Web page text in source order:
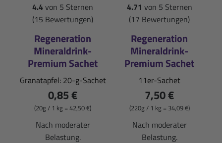
4.4von 5 Sternen
(15 Bewertungen)
Regeneration
Mineraldrink-
Premium Sachet
Granatapfel: 20-g-Sachet
0,85 €
(20g / 1 kg = 42,50 €)
Nach moderater
Belastung.
4.71 von 5 Sternen
(17 Bewertungen)
Regeneration
Mineraldrink-
Premium Sachet
11er-Sachet
7,50 €
(220g / 1 kg = 34,09 €)
Nach moderater
Belastung.